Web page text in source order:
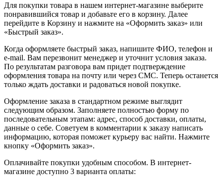
Для покупки товара в нашем интернет-магазине выберите
понравившийся товар и добавьте его в корзину. Далее
перейдите в Корзину и нажмите на «Оформить заказ» или
«Быстрый заказ».
Когда оформляете быстрый заказ, напишите ФИО, телефон и
e-mail. Вам перезвонит менеджер и уточнит условия заказа.
По результатам разговора вам придет подтверждение
оформления товара на почту или через СМС. Теперь останется
только ждать доставки и радоваться новой покупке.
Оформление заказа в стандартном режиме выглядит
следующим образом. Заполняете полностью форму по
последовательным этапам: адрес, способ доставки, оплаты,
данные о себе. Советуем в комментарии к заказу написать
информацию, которая поможет курьеру вас найти. Нажмите
кнопку «Оформить заказ».
Оплачивайте покупки удобным способом. В интернет-
магазине доступно 3 варианта оплаты: